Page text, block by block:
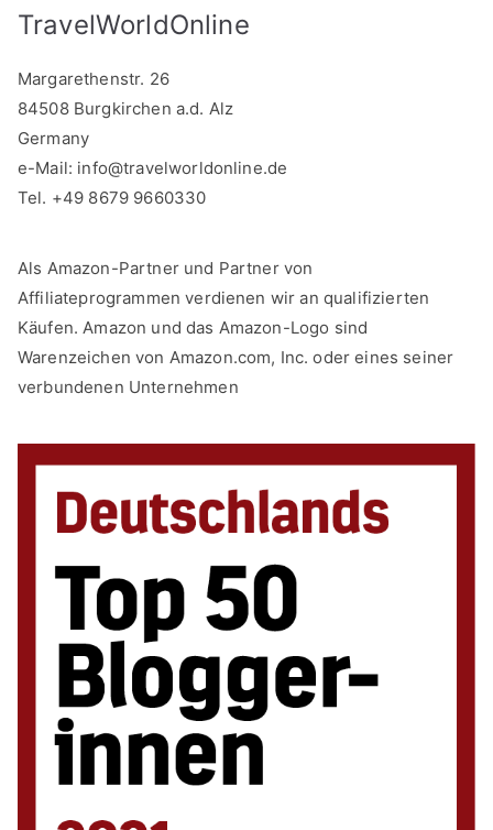
TravelWorldOnline
Margarethenstr. 26
84508 Burgkirchen a.d. Alz
Germany
e-Mail: info@travelworldonline.de
Tel. +49 8679 9660330
Als Amazon-Partner und Partner von
Affiliateprogrammen verdienen wir an qualifizierten
Käufen. Amazon und das Amazon-Logo sind
Warenzeichen von Amazon.com, Inc. oder eines seiner
verbundenen Unternehmen